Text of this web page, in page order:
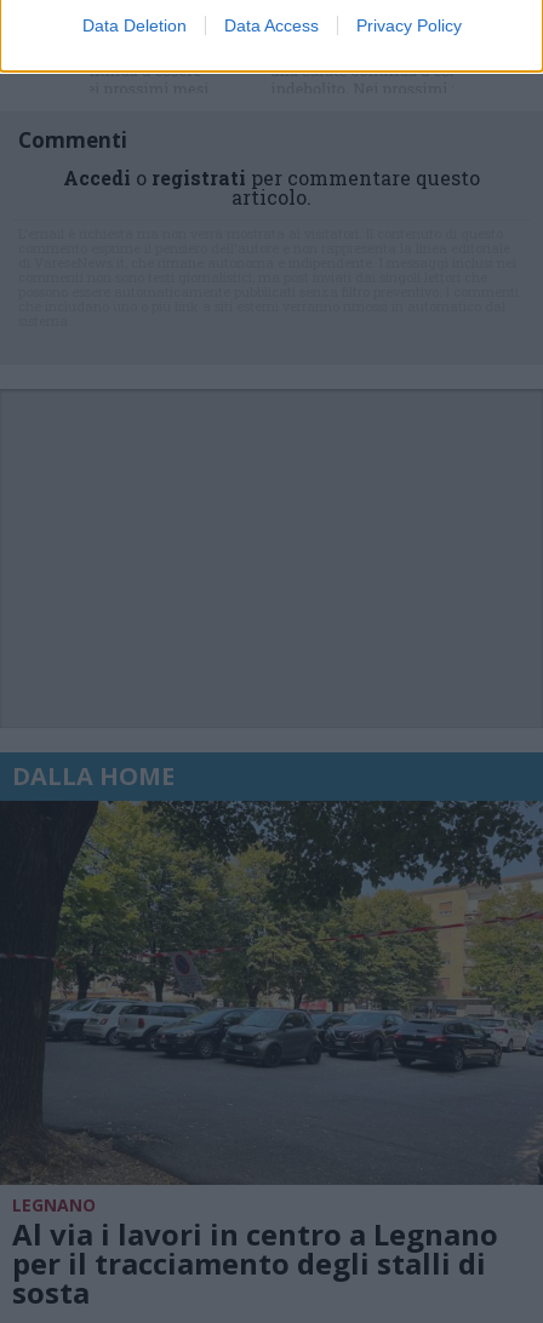
Data Deletion Data Access Privacy Policy
Commenti
Accedi o registrati per commentare questo
articolo.
DALLA HOME
LEGNANO
Al via i lavori in centro a Legnano
per il tracciamento degli stalli di
sosta